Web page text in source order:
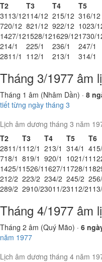
T2
T3 T4 T5
31 13/121 14/12 215/12 316/12
720/12 821/12 922/12 1023/
1427/121528/121629/121730/
214/1 225/1 236/1 247/1
2811/1 1 12/1 213/1 314/1
Tháng 3/1977 âm
Tháng 1 âm (Nhâm Dần) · 8
tiết từng ngày tháng 3
Lịch âm dương tháng 3 năm
T2
T3 T4 T5 T6
2811/1 1 12/1 213/1 314/1 4
718/1 819/1 920/1 1021/1 11
1425/1 1526/1 1627/1 1728/1 18
212/2 223/2 234/2 245/2 25
289/2 2910/23011/231 12/21
Tháng 4/1977 âm
Tháng 2 âm (Quý Mão) · 6
năm 1977
Lịch âm dương tháng 4 năm